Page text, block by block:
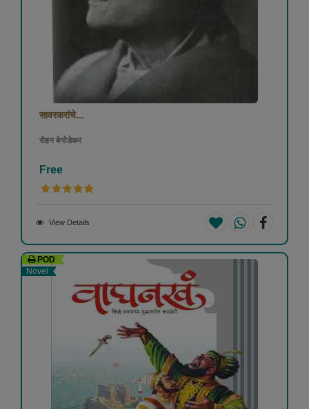
सावरकरांचे...
रोहन बेनोडेकर
Free
View Details
POD
Novel